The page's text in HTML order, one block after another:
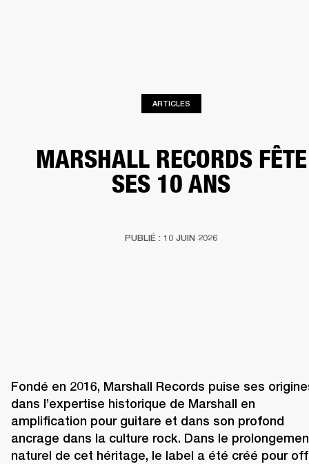
ARTICLES
MARSHALL RECORDS FÊTE
SES 10 ANS
PUBLIÉ : 10 JUIN 2026
Fondé en 2016, Marshall Records puise ses
dans l’expertise historique de Marshall en
amplification pour guitare et dans son profond
ancrage dans la culture rock. Dans le
naturel de cet héritage, le label a été créé pour